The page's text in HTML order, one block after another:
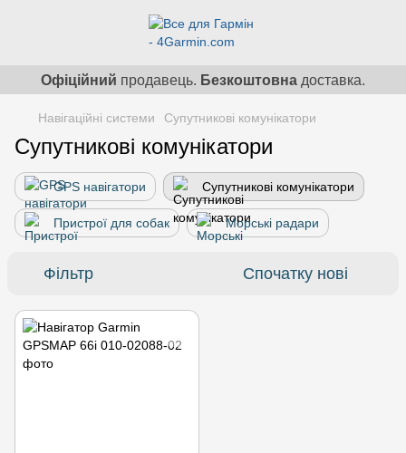
Офіційний продавець. Безкоштовна доставка.
Навігаційні системи Супутникові комунікатори
Супутникові комунікатори
GPS навігатори Супутникові комунікатори
Пристрої для собак Морські радари
Фільтр Спочатку нові